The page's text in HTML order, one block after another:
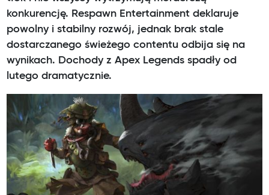
konkurencję. Respawn Entertainment deklaruje
powolny i stabilny rozwój, jednak brak stale
dostarczanego świeżego contentu odbija się na
wynikach. Dochody z Apex Legends spadły od
lutego dramatycznie.